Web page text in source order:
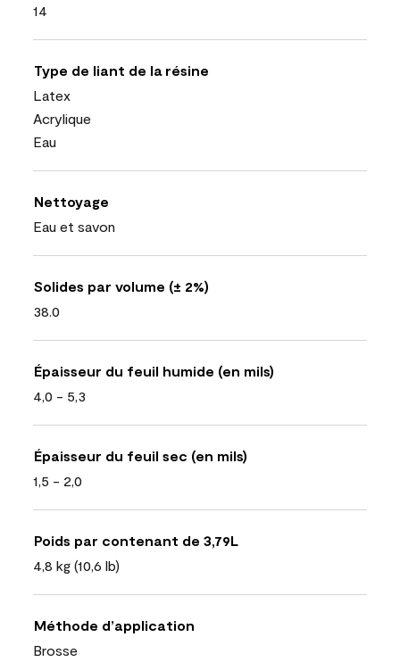
14
Type de liant de la résine
Latex
Acrylique
Eau
Nettoyage
Eau et savon
Solides par volume (± 2%)
38.0
Épaisseur du feuil humide (en mils)
4,0 - 5,3
Épaisseur du feuil sec (en mils)
1,5 - 2,0
Poids par contenant de 3,79L
4,8 kg (10,6 lb)
Méthode d’application
Brosse